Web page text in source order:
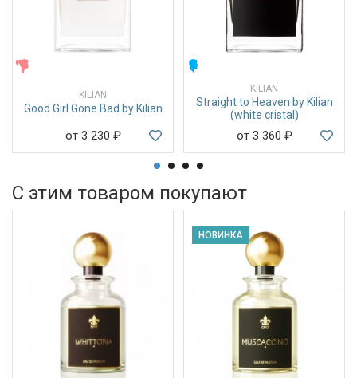
KILIAN
Good Girl Gone Bad by Kilian
от 3 230 ₽
KILIAN
Straight to Heaven by Kilian
(white cristal)
от 3 360 ₽
С этим товаром покупают
НОВИНКА